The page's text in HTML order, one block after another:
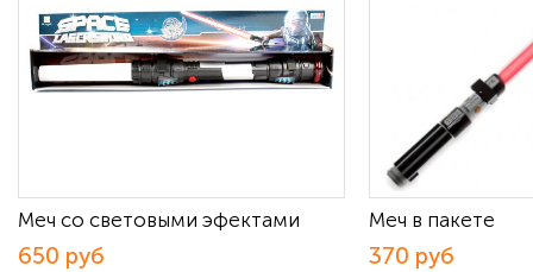
Меч со световыми эфектами
650 руб
Меч в пакете
370 руб